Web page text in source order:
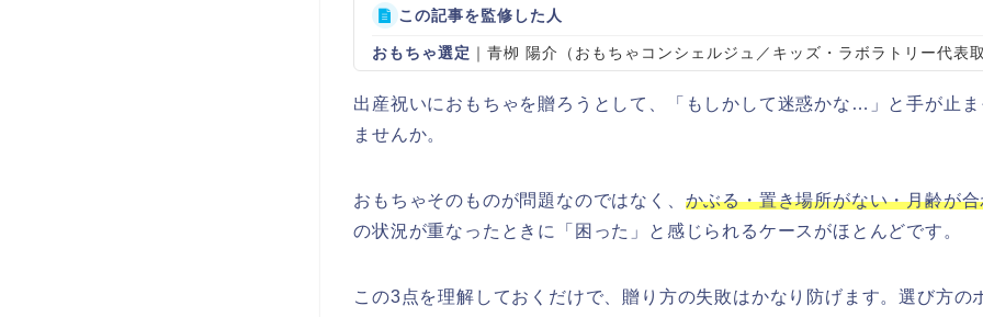
この記事を監修した人
おもちゃ選定 ｜青栁 陽介（おもちゃコンシェルジュ／キッズ・ラボラトリー代表
出産祝いにおもちゃを贈ろうとして、「もしかして迷惑かな…」と手が止
ませんか。
おもちゃそのものが問題なのではなく、 かぶる・置き場所がない・月齢が
の状況が重なったときに「困った」と感じられるケースがほとんどです。
この3点を理解しておくだけで、贈り方の失敗はかなり防げます。選び方の